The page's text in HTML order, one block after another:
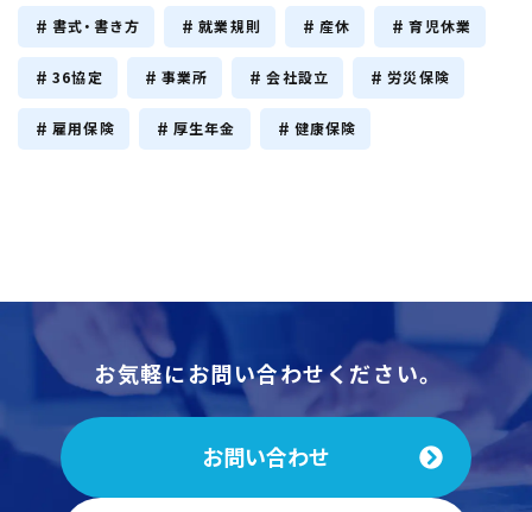
書式・書き方 就業規則 産休 育児休業
36協定 事業所 会社設立 労災保険
雇用保険 厚生年金 健康保険
お気軽にお問い合わせください。
お問い合わせ